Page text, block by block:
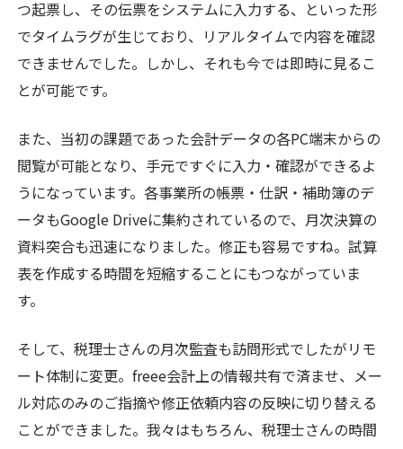
つ起票し、その伝票をシステムに入力する、といった形
でタイムラグが生じており、リアルタイムで内容を確認
できませんでした。しかし、それも今では即時に見るこ
とが可能です。
また、当初の課題であった会計データの各PC端末からの
閲覧が可能となり、手元ですぐに入力・確認ができるよ
うになっています。各事業所の帳票・仕訳・補助簿のデ
ータもGoogle Driveに集約されているので、月次決算の
資料突合も迅速になりました。修正も容易ですね。試算
表を作成する時間を短縮することにもつながっていま
す。
そして、税理士さんの月次監査も訪問形式でしたがリモ
ート体制に変更。freee会計上の情報共有で済ませ、メー
ル対応のみのご指摘や修正依頼内容の反映に切り替える
ことができました。我々はもちろん、税理士さんの時間